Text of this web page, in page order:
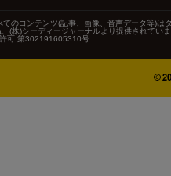
のコンテンツ(記事、画像、音声データ等)
(株)シーディージャーナルより提供されてい
可 第302191605310号